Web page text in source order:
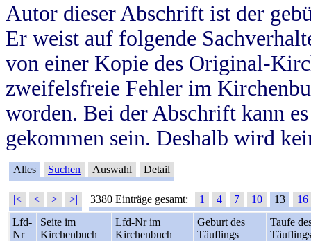
Autor dieser Abschrift ist der
Er weist auf folgende
von einer Kopie des Original-
zweifelsfreie Fehler im
worden. Bei der Abschrift kann
gekommen sein. Deshalb wird
Alles Suchen Auswahl Detail
|< < > >| 3380 Einträge gesamt: 1 4 7 10 13
16
Lfd-
Nr
Seite im
Kirchenbuch
Lfd-Nr im
Kirchenbuch
Geburt des
Täuflings
Taufe
Täuflings